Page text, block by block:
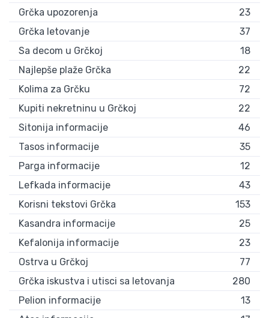
Grčka upozorenja
23
Grčka letovanje
37
Sa decom u Grčkoj
18
Najlepše plaže Grčka
22
Kolima za Grčku
72
Kupiti nekretninu u Grčkoj
22
Sitonija informacije
46
Tasos informacije
35
Parga informacije
12
Lefkada informacije
43
Korisni tekstovi Grčka
153
Kasandra informacije
25
Kefalonija informacije
23
Ostrva u Grčkoj
77
Grčka iskustva i utisci sa letovanja
280
Pelion informacije
13